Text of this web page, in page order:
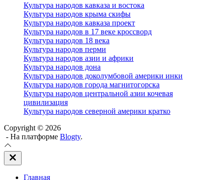
Культура народов кавказа и востока
Культура народов крыма скифы
Культура народов кавказа проект
Культура народов в 17 веке кроссворд
Культура народов 18 века
Культура народов перми
Культура народов азии и африки
Культура народов дона
Культура народов доколумбовой америки инки
Культура народов города магнитогорска
Культура народов центральной азии кочевая
цивилизация
Культура народов северной америки кратко
Copyright © 2026
- На платформе Blogty.
Закрыть
вне
Главная